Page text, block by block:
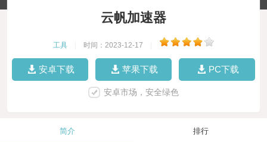
云帆加速器
工具 时间：2023-12-17
安卓下载 苹果下载 PC下载
安卓市场，安全绿色
简介 排行